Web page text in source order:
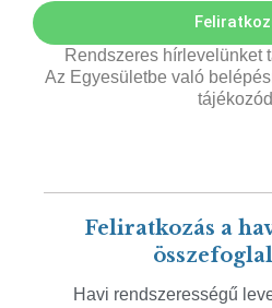
Rendszeres hírlevelünket
Az Egyesületbe való
Feliratkozás a
Havi rendszerességű